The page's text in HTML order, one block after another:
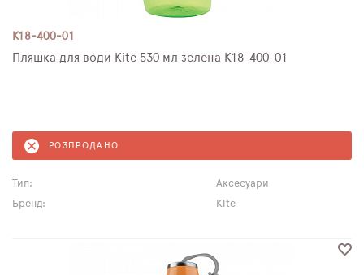
K18-400-01
Пляшка для води Kite 530 мл зелена K18-400-01
РОЗПРОДАНО
Тип:
Аксесуари
Бренд:
Kite